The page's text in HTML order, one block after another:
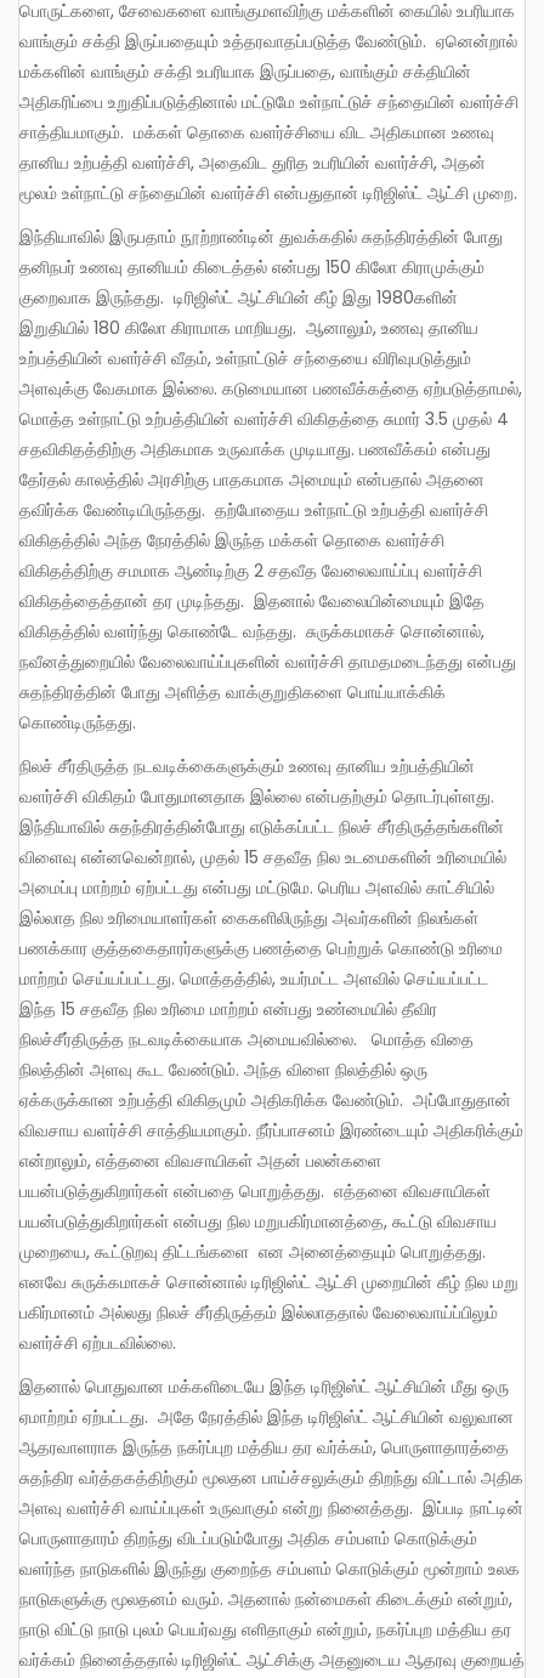
பொருட்களை, சேவைகளை வாங்குமளவிற்கு மக்களின் கையில் உபரியாக
வாங்கும் சக்தி இருப்பதையும் உத்தரவாதப்படுத்த வேண்டும். ஏனென்றால்
மக்களின் வாங்கும் சக்தி உபரியாக இருப்பதை, வாங்கும் சக்தியின்
அதிகரிப்பை உறுதிப்படுத்தினால் மட்டுமே உள்நாட்டுச் சந்தையின் வளர்ச்சி
சாத்தியமாகும். மக்கள் தொகை வளர்ச்சியை விட அதிகமான உணவு
தானிய உற்பத்தி வளர்ச்சி, அதைவிட துரித உபரியின் வளர்ச்சி, அதன்
மூலம் உள்நாட்டு சந்தையின் வளர்ச்சி என்பதுதான் டிரிஜிஸ்ட் ஆட்சி முறை.
இந்தியாவில் இருபதாம் நூற்றாண்டின் துவக்கதில் சுதந்திரத்தின் போது
தனிநபர் உணவு தானியம் கிடைத்தல் என்பது 150 கிலோ கிராமுக்கும்
குறைவாக இருந்தது. டிரிஜிஸ்ட் ஆட்சியின் கீழ் இது 1980களின்
இறுதியில் 180 கிலோ கிராமாக மாறியது. ஆனாலும், உணவு தானிய
உற்பத்தியின் வளர்ச்சி வீதம், உள்நாட்டுச் சந்தையை விரிவுபடுத்தும்
அளவுக்கு வேகமாக இல்லை. கடுமையான பணவீக்கத்தை ஏற்படுத்தாமல்,
மொத்த உள்நாட்டு உற்பத்தியின் வளர்ச்சி விகிதத்தை சுமார் 3.5 முதல் 4
சதவிகிதத்திற்கு அதிகமாக உருவாக்க முடியாது. பணவீக்கம் என்பது
தேர்தல் காலத்தில் அரசிற்கு பாதகமாக அமையும் என்பதால் அதனை
தவிர்க்க வேண்டியிருந்தது. தற்போதைய உள்நாட்டு உற்பத்தி வளர்ச்சி
விகிதத்தில் அந்த நேரத்தில் இருந்த மக்கள் தொகை வளர்ச்சி
விகிதத்திற்கு சமமாக ஆண்டிற்கு 2 சதவீத வேலைவாய்ப்பு வளர்ச்சி
விகிதத்தைத்தான் தர முடிந்தது. இதனால் வேலையின்மையும் இதே
விகிதத்தில் வளர்ந்து கொண்டே வந்தது. சுருக்கமாகச் சொன்னால்,
நவீனத்துறையில் வேலைவாய்ப்புகளின் வளர்ச்சி தாமதமடைந்தது என்பது
சுதந்திரத்தின் போது அளித்த வாக்குறுதிகளை பொய்யாக்கிக்
கொண்டிருந்தது.
நிலச் சீர்திருத்த நடவடிக்கைகளுக்கும் உணவு தானிய உற்பத்தியின்
வளர்ச்சி விகிதம் போதுமானதாக இல்லை என்பதற்கும் தொடர்புள்ளது.
இந்தியாவில் சுதந்திரத்தின்போது எடுக்கப்பட்ட நிலச் சீர்திருத்தங்களின்
விளைவு என்னவென்றால், முதல் 15 சதவீத நில உடமைகளின் உரிமையில்
அமைப்பு மாற்றம் ஏற்பட்டது என்பது மட்டுமே. பெரிய அளவில் காட்சியில்
இல்லாத நில உரிமையாளர்கள் கைகளிலிருந்து அவர்களின் நிலங்கள்
பணக்கார குத்தகைதாரர்களுக்கு பணத்தை பெற்றுக் கொண்டு உரிமை
மாற்றம் செய்யப்பட்டது. மொத்தத்தில், உயர்மட்ட அளவில் செய்யப்பட்ட
இந்த 15 சதவீத நில உரிமை மாற்றம் என்பது உண்மையில் தீவிர
நிலச்சீர்திருத்த நடவடிக்கையாக அமையவில்லை. மொத்த விதை
நிலத்தின் அளவு கூட வேண்டும். அந்த விளை நிலத்தில் ஒரு
ஏக்கருக்கான உற்பத்தி விகிதமும் அதிகரிக்க வேண்டும். அப்போதுதான்
விவசாய வளர்ச்சி சாத்தியமாகும். நீர்ப்பாசனம் இரண்டையும் அதிகரிக்கும்
என்றாலும், எத்தனை விவசாயிகள் அதன் பலன்களை
பயன்படுத்துகிறார்கள் என்பதை பொறுத்தது. எத்தனை விவசாயிகள்
பயன்படுத்துகிறார்கள் என்பது நில மறுபகிர்மானத்தை, கூட்டு விவசாய
முறையை, கூட்டுறவு திட்டங்களை என அனைத்தையும் பொறுத்தது.
எனவே சுருக்கமாகச் சொன்னால் டிரிஜிஸ்ட் ஆட்சி முறையின் கீழ் நில மறு
பகிர்மானம் அல்லது நிலச் சீர்திருத்தம் இல்லாததால் வேலைவாய்ப்பிலும்
வளர்ச்சி ஏற்படவில்லை.
இதனால் பொதுவான மக்களிடையே இந்த டிரிஜிஸ்ட் ஆட்சியின் மீது ஒரு
ஏமாற்றம் ஏற்பட்டது. அதே நேரத்தில் இந்த டிரிஜிஸ்ட் ஆட்சியின் வலுவான
ஆதரவாளராக இருந்த நகர்ப்புற மத்திய தர வர்க்கம், பொருளாதாரத்தை
சுதந்திர வர்த்தகத்திற்கும் மூலதன பாய்ச்சலுக்கும் திறந்து விட்டால் அதிக
அளவு வளர்ச்சி வாய்ப்புகள் உருவாகும் என்று நினைத்தது. இப்படி நாட்டின்
பொருளாதாரம் திறந்து விடப்படும்போது அதிக சம்பளம் கொடுக்கும்
வளர்ந்த நாடுகளில் இருந்து குறைந்த சம்பளம் கொடுக்கும் மூன்றாம் உலக
நாடுகளுக்கு மூலதனம் வரும். அதனால் நன்மைகள் கிடைக்கும் என்றும்,
நாடு விட்டு நாடு புலம் பெயர்வது எளிதாகும் என்றும், நகர்ப்புற மத்திய தர
வர்க்கம் நினைத்ததால் டிரிஜிஸ்ட் ஆட்சிக்கு அதனுடைய ஆதரவு குறையத்